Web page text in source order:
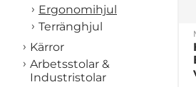
Ergonomihjul
Terränghjul
Kärror
Arbetsstolar &
Industristolar